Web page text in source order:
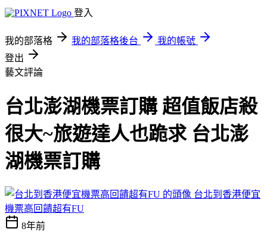
登入
我的部落格 我的部落格後台
我的帳號
登出
藝文評論
台北澎湖機票訂購 超值飯店殺
很大~旅遊達人也跪求 台北澎
湖機票訂購
台北到香港便宜
機票高回饋超有FU
8年前